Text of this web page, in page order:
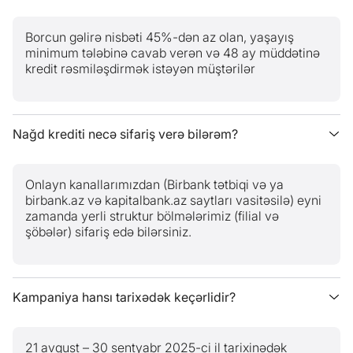
Borcun gəlirə nisbəti 45%-dən az olan, yaşayış
minimum tələbinə cavab verən və 48 ay müddətinə
kredit rəsmiləşdirmək istəyən müştərilər
Nağd krediti necə sifariş verə bilərəm?
Onlayn kanallarımızdan (Birbank tətbiqi və ya
birbank.az və kapitalbank.az saytları vasitəsilə) eyni
zamanda yerli struktur bölmələrimiz (filial və
şöbələr) sifariş edə bilərsiniz.
Kampaniya hansı tarixədək keçərlidir?
21 avqust – 30 sentyabr 2025-ci il tarixinədək